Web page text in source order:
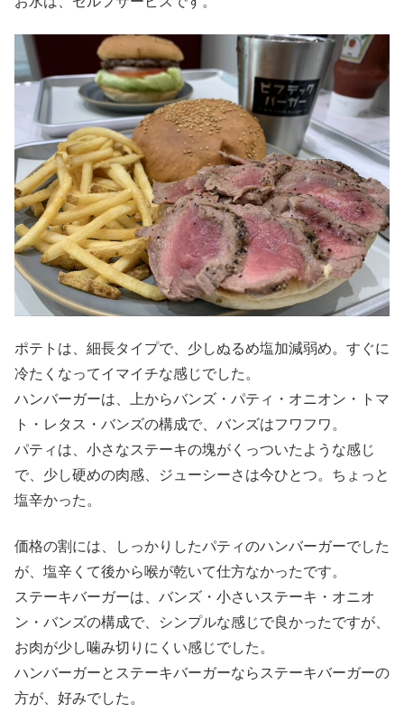
ポテトは、細長タイプで、少しぬるめ塩加減弱め。すぐに
冷たくなってイマイチな感じでした。
ハンバーガーは、上からバンズ・パティ・オニオン・トマ
ト・レタス・バンズの構成で、バンズはフワフワ。
パティは、小さなステーキの塊がくっついたような感じ
で、少し硬めの肉感、ジューシーさは今ひとつ。ちょっと
塩辛かった。
価格の割には、しっかりしたパティのハンバーガーでした
が、塩辛くて後から喉が乾いて仕方なかったです。
ステーキバーガーは、バンズ・小さいステーキ・オニオ
ン・バンズの構成で、シンプルな感じで良かったですが、
お肉が少し噛み切りにくい感じでした。
ハンバーガーとステーキバーガーならステーキバーガーの
方が、好みでした。